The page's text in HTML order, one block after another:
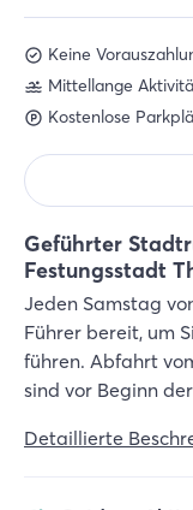
Geführter
Festungsstadt
Jeden Samstag
Führer bereit, um
führen. Abfahrt
sind vor Beginn
Detaillierte
Keine
Mittellange
Kostenlose